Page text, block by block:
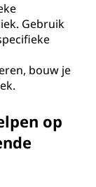
Gebruik
bouw je
op